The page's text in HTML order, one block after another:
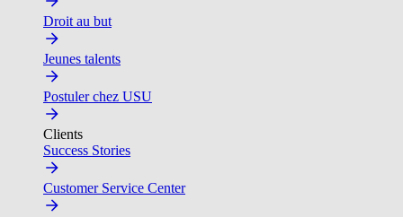
Droit au but
Jeunes talents
Postuler chez USU
Clients
Success Stories
Customer Service Center